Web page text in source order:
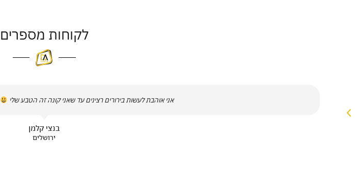
לקוחות מספרים
אני אוהבת לעשות בירורים רצינים עד שאני קונה זה הטבע שלי
בנצי קלמן
ירושלים